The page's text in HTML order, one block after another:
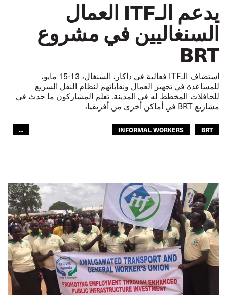
يدعم الـITF العمال
السنغاليين في مشروع
BRT
استضاف الـITF فعالية في داكار، السنغال، 13-15 مايو،
للمساعدة في تجهيز العمال ونقاباتهم لنظام النقل السريع
للحافلات المخطط له في المدينة. تعلم المشاركون ما حدث في
مشاريع BRT في أماكن أخرى من أفريقيا،
BRT
INFORMAL WORKERS
...